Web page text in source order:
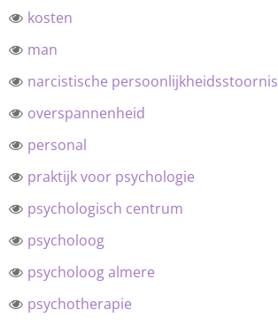
kosten
man
narcistische persoonlijkheidsstoornis
overspannenheid
personal
praktijk voor psychologie
psychologisch centrum
psycholoog
psycholoog almere
psychotherapie